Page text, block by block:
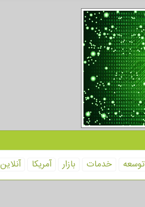
توسعه خدمات بازار آمریكا آنلاین